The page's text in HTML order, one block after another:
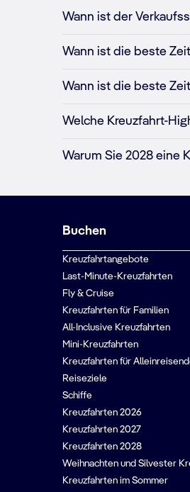
Wann ist der
Wann ist die beste
Wann ist die beste
Welche Kreuzfahrt-
Warum Sie 2028 eine
Buchen
Kreuzfahrtangebote
Last-Minute-Kreuzfahrten
Fly & Cruise
Kreuzfahrten für Familien
All-Inclusive Kreuzfahrten
Mini-Kreuzfahrten
Kreuzfahrten für
Reiseziele
Schiffe
Kreuzfahrten 2026
Kreuzfahrten 2027
Kreuzfahrten 2028
Weihnachten und Silvester
Kreuzfahrten im Sommer